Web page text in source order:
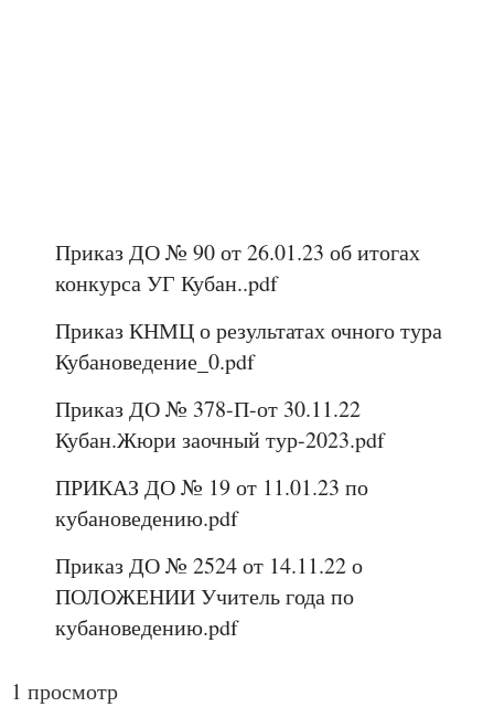
Приказ ДО № 90 от 26.01.23 об итогах
конкурса УГ Кубан..pdf
Приказ КНМЦ о результатах очного тура
Кубановедение_0.pdf
Приказ ДО № 378-П-от 30.11.22
Кубан.Жюри заочный тур-2023.pdf
ПРИКАЗ ДО № 19 от 11.01.23 по
кубановедению.pdf
Приказ ДО № 2524 от 14.11.22 о
ПОЛОЖЕНИИ Учитель года по
кубановедению.pdf
1 просмотр